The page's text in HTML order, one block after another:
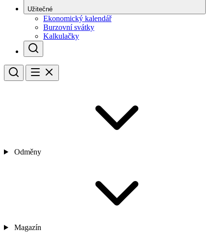
Užitečné
Ekonomický kalendář
Burzovní svátky
Kalkulačky
Odměny
Magazín